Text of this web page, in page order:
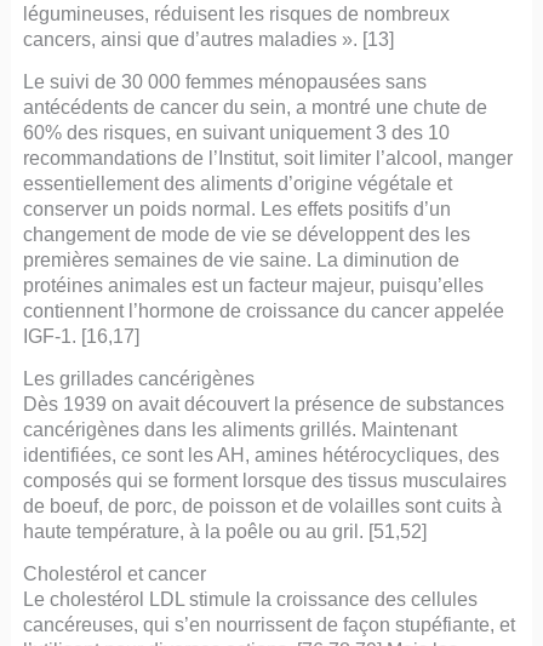
légumineuses, réduisent les risques de nombreux
cancers, ainsi que d’autres maladies ». [13]
Le suivi de 30 000 femmes ménopausées sans
antécédents de cancer du sein, a montré une chute de
60% des risques, en suivant uniquement 3 des 10
recommandations de l’Institut, soit limiter l’alcool, manger
essentiellement des aliments d’origine végétale et
conserver un poids normal. Les effets positifs d’un
changement de mode de vie se développent des les
premières semaines de vie saine. La diminution de
protéines animales est un facteur majeur, puisqu’elles
contiennent l’hormone de croissance du cancer appelée
IGF-1. [16,17]
Les grillades cancérigènes
Dès 1939 on avait découvert la présence de substances
cancérigènes dans les aliments grillés. Maintenant
identifiées, ce sont les AH, amines hétérocycliques, des
composés qui se forment lorsque des tissus musculaires
de boeuf, de porc, de poisson et de volailles sont cuits à
haute température, à la poêle ou au gril. [51,52]
Cholestérol et cancer
Le cholestérol LDL stimule la croissance des cellules
cancéreuses, qui s’en nourrissent de façon stupéfiante, et